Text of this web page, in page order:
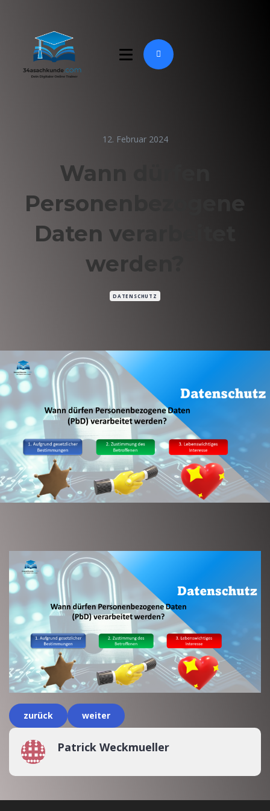
12. Februar 2024
Wann dürfen
Personenbezogene
Daten verarbeitet
werden?
DATENSCHUTZ
zurück weiter
Patrick Weckmueller